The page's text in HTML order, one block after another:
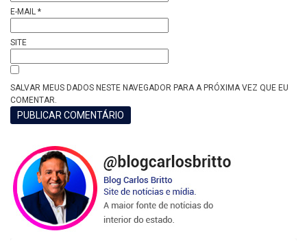
E-MAIL *
SITE
SALVAR MEUS DADOS NESTE NAVEGADOR PARA A PRÓXIMA VEZ QUE EU
COMENTAR.